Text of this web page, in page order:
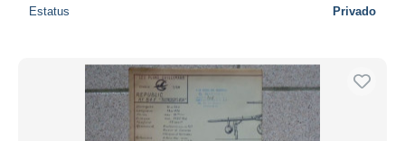
Estatus Privado